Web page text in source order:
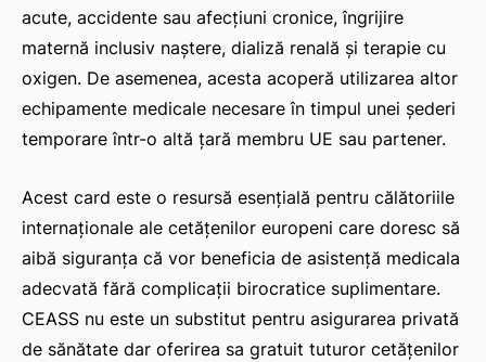
acute, accidente sau afecțiuni cronice, îngrijire
maternă inclusiv naștere, dializă renală și terapie cu
oxigen. De asemenea, acesta acoperă utilizarea altor
echipamente medicale necesare în timpul unei șederi
temporare într-o altă țară membru UE sau partener.
Acest card este o resursă esențială pentru călătoriile
internaționale ale cetățenilor europeni care doresc să
aibă siguranța că vor beneficia de asistență medicala
adecvată fără complicații birocratice suplimentare.
CEASS nu este un substitut pentru asigurarea privată
de sănătate dar oferirea sa gratuit tuturor cetățenilor